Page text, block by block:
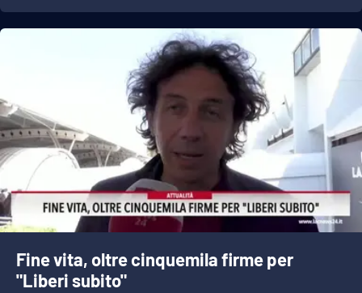
Fine vita, oltre cinquemila firme per
"Liberi subito"